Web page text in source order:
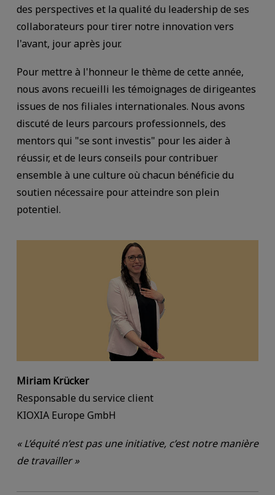
des perspectives et la qualité du leadership de ses
collaborateurs pour tirer notre innovation vers
l'avant, jour après jour.
Pour mettre à l'honneur le thème de cette année,
nous avons recueilli les témoignages de dirigeantes
issues de nos filiales internationales. Nous avons
discuté de leurs parcours professionnels, des
mentors qui "se sont investis" pour les aider à
réussir, et de leurs conseils pour contribuer
ensemble à une culture où chacun bénéficie du
soutien nécessaire pour atteindre son plein
potentiel.
Miriam Krücker
Responsable du service client
KIOXIA Europe GmbH
« L’équité n’est pas une initiative, c’est notre manière
de travailler »